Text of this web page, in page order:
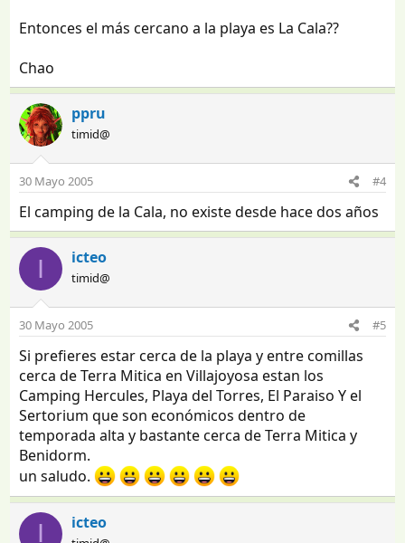
Entonces el más cercano a la playa es La Cala??
Chao
ppru
timid@
30 Mayo 2005 #4
El camping de la Cala, no existe desde hace dos años
I icteo
timid@
30 Mayo 2005 #5
Si prefieres estar cerca de la playa y entre comillas
cerca de Terra Mitica en Villajoyosa estan los
Camping Hercules, Playa del Torres, El Paraiso Y el
Sertorium que son económicos dentro de
temporada alta y bastante cerca de Terra Mitica y
Benidorm.
un saludo.
I icteo